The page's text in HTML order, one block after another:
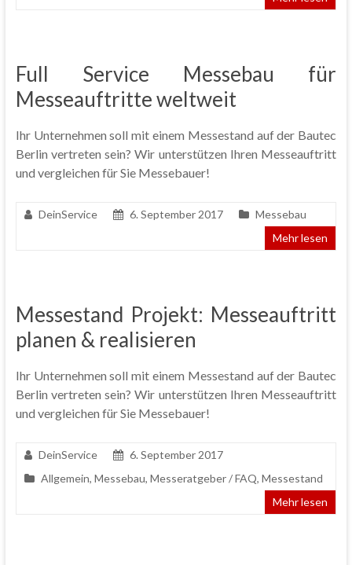
Full Service Messebau für
Messeauftritte weltweit
Ihr Unternehmen soll mit einem Messestand auf der Bautec
Berlin vertreten sein? Wir unterstützen Ihren Messeauftritt
und vergleichen für Sie Messebauer!
DeinService 6. September 2017
Messebau
Mehr lesen
Messestand Projekt: Messeauftritt
planen & realisieren
Ihr Unternehmen soll mit einem Messestand auf der Bautec
Berlin vertreten sein? Wir unterstützen Ihren Messeauftritt
und vergleichen für Sie Messebauer!
DeinService
6. September 2017
Allgemein, Messebau, Messeratgeber / FAQ, Messestand
Mehr lesen